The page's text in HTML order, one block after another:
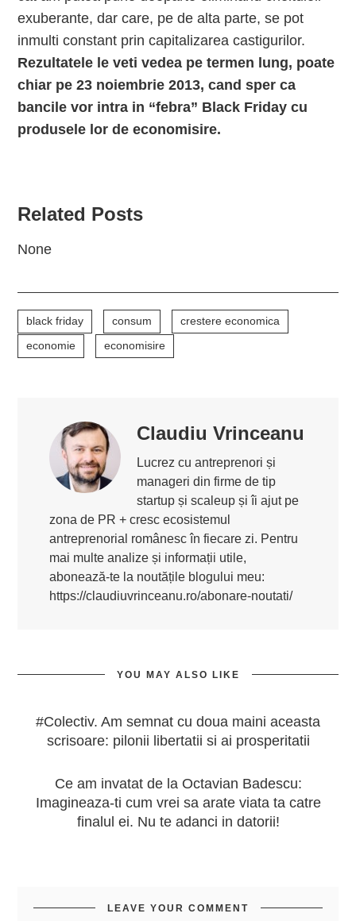
exuberante, dar care, pe de alta parte, se pot
inmulti constant prin capitalizarea castigurilor.
Rezultatele le veti vedea pe termen lung, poate
chiar pe 23 noiembrie 2013, cand sper ca
bancile vor intra in “febra” Black Friday cu
produsele lor de economisire.
Related Posts
None
black friday consum
crestere economica
economie
economisire
Claudiu Vrinceanu
Lucrez cu antreprenori și
manageri din firme de tip
startup și scaleup și îi ajut pe
zona de PR + cresc ecosistemul
antreprenorial românesc în fiecare zi. Pentru
mai multe analize și informații utile,
abonează-te la noutățile blogului meu:
https://claudiuvrinceanu.ro/abonare-noutati/
YOU MAY ALSO LIKE
#Colectiv. Am semnat cu doua maini aceasta
scrisoare: pilonii libertatii si ai prosperitatii
Ce am invatat de la Octavian Badescu:
Imagineaza-ti cum vrei sa arate viata ta catre
finalul ei. Nu te adanci in datorii!
LEAVE YOUR COMMENT